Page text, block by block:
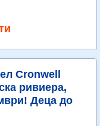
Cronwell
ривиера,
Деца до